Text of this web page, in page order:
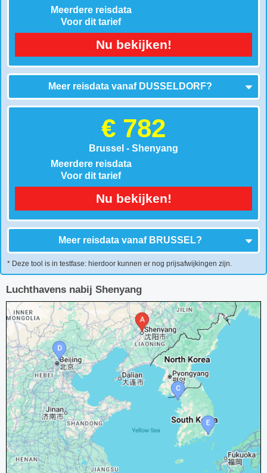
Meerdere reisdata
Voor dit tarief
Nu bekijken!
Meer reisdata vanaf DUSSELDORF?
€ 782
Brussel - Shenyang
Meerdere reisdata
Voor dit tarief
Nu bekijken!
Meer reisdata vanaf BRUSSEL?
* Deze tool is in testfase: hierdoor kunnen er nog prijsafwijkingen zijn.
Luchthavens nabij Shenyang